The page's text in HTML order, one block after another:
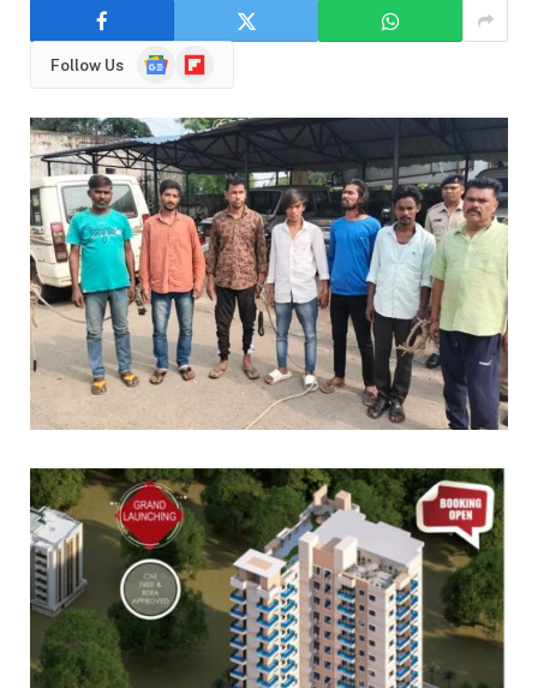
Follow Us
GoogleFlipboard